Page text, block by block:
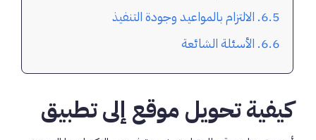
الالتزام بالمواعيد وجودة التنفيذ
الأسئلة الشائعة
كيفية تحويل موقع إلى تطبيق